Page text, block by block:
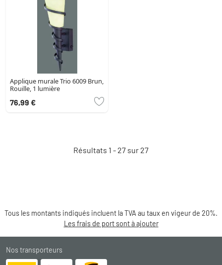
Applique murale Trio 6009 Brun,
Rouille, 1 lumière
76,99 €
Résultats 1 - 27 sur 27
Tous les montants indiqués incluent la TVA au taux en vigeur de 20%.
Les frais de port sont à ajouter
Nos transporteurs